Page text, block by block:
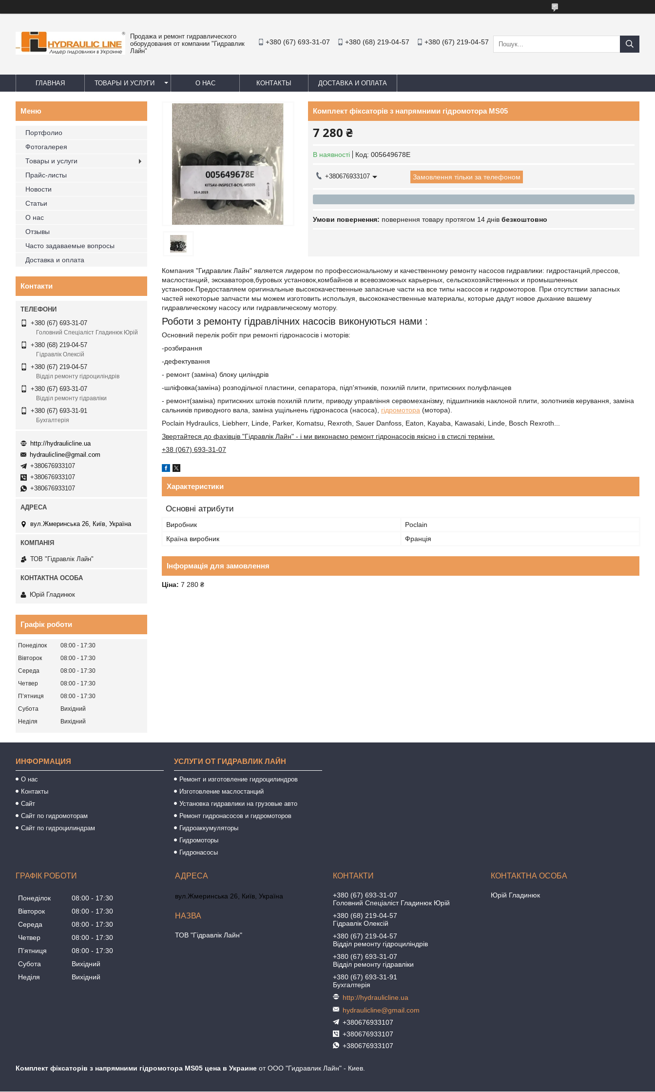
Продажа и ремонт гидравлического
оборудования от компании "Гидравлик
Лайн"
+380 (67) 693-31-07 +380 (68) 219-04-57 +380 (67) 219-04-57
ГЛАВНАЯ ТОВАРЫ И УСЛУГИ О НАС КОНТАКТЫ ДОСТАВКА И ОПЛАТА
Комплект фіксаторів з напрямними гідромотора MS05
7 280 ₴
В наявності Код: 005649678E
+380676933107 Замовлення тільки за телефоном
повернення товару протягом 14 днів безкоштовно
Компания "Гидравлик Лайн" является лидером по професcиональному и качественному ремонту насосов гидравлики: гидростанций,прессов,
маслостанций, экскаваторов,буровых установок,комбайнов и всевозможных карьерных, сельскохозяйственных и промышленных
установок.Предоставляем оригинальные высококачественные запасные части на все типы насосов и гидромоторов. При отсутствии запасных
частей некоторые запчасти мы можем изготовить используя, высококачественные материалы, которые дадут новое дыхание вашему
гидравлическому насосу или гидравлическому мотору.
Роботи з ремонту гідравлічних насосів виконуються нами :
Основний перелік робіт при ремонті гідронасосів і моторів:
-розбирання
-дефектування
- ремонт (заміна) блоку циліндрів
-шліфовка(заміна) розподільчої пластини, сепаратора, підп'ятників, похилій плити, притискних полуфланцев
- ремонт(заміна) притискних штоків похилій плити, приводу управління сервомеханізму, підшипників наклоной плити, золотників керування, заміна
сальників приводного вала, заміна ущільнень гідронасоса (насоса), гідромотора (мотора).
Poclain Hydraulics, Liebherr, Linde, Parker, Komatsu, Rexroth, Sauer Danfoss, Eaton, Kayaba, Kawasaki, Linde, Bosch Rexroth...
Звертайтеся до фахівців "Гідравлік Лайн" - і ми виконаємо ремонт гідронасосів якісно і в стислі терміни.
+38 (067) 693-31-07
Характеристики
Основні атрибути
Виробник
Poclain
Країна виробник
Франція
Інформація для замовлення
Ціна: 7 280 ₴
Портфолио
Фотогалерея
Товары и услуги
Прайс-листы
Новости
Статьи
О нас
Отзывы
Часто задаваемые вопросы
Доставка и оплата
Контакти
+380 (67) 693-31-07
Головний Спеціаліст Гладинюк Юрій
+380 (68) 219-04-57
Гідравлік Олексій
+380 (67) 219-04-57
Відділ ремонту гідроциліндрів
+380 (67) 693-31-07
Відділ ремонту гідравліки
+380 (67) 693-31-91
Бухгалтерія
http://hydraulicline.ua
hydraulicline@gmail.com
+380676933107
+380676933107
+380676933107
вул.Жмеринська 26, Київ, Україна
ТОВ "Гідравлік Лайн"
Юрій Гладинюк
Графік роботи
Понеділок 08:00
17:30
Вівторок
08:00
17:30
Середа
08:00
17:30
Четвер
08:00
17:30
Пʼятниця
08:00
17:30
Субота
Вихідний
Неділя
Вихідний
ИНФОРМАЦИЯ
О нас
Контакты
Сайт
Сайт по гидромоторам
Сайт по гидроцилиндрам
УСЛУГИ ОТ ГИДРАВЛИК ЛАЙН
Ремонт и изготовление гидроцилиндров
Изготовление маслостанций
Установка гидравлики на грузовые авто
Ремонт гидронасосов и гидромоторов
Гидроаккумуляторы
Гидромоторы
Гидронасосы
ГРАФІК РОБОТИ
Понеділок 08:00
17:30
Вівторок
08:00
17:30
Середа
08:00
17:30
Четвер
08:00
17:30
Пʼятниця
08:00
17:30
Субота
Вихідний
Неділя
Вихідний
вул.Жмеринська 26, Київ, Україна
ТОВ "Гідравлік Лайн"
+380 (67) 693-31-07
Головний Спеціаліст Гладинюк Юрій
+380 (68) 219-04-57
Гідравлік Олексій
+380 (67) 219-04-57
Відділ ремонту гідроциліндрів
+380 (67) 693-31-07
Відділ ремонту гідравліки
+380 (67) 693-31-91
Бухгалтерія
http://hydraulicline.ua
hydraulicline@gmail.com
+380676933107
+380676933107
+380676933107
Юрій Гладинюк
Комплект фіксаторів з напрямними гідромотора MS05 цена в Украине от ООО "Гидравлик Лайн" - Киев.